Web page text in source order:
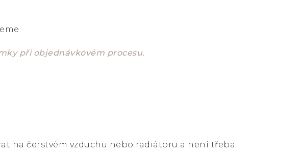
při objednávkovém procesu.
na čerstvém vzduchu nebo radiátoru a není třeba